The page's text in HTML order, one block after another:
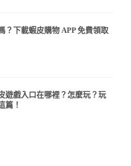
？下載蝦皮購物 APP 免費領取
遊戲入口在哪裡？怎麼玩？玩
篇！